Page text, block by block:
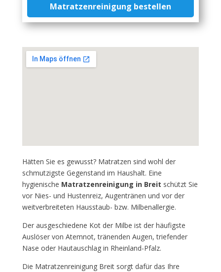
Matratzenreinigung bestellen
Hätten Sie es gewusst? Matratzen sind wohl der
schmutzigste Gegenstand im Haushalt. Eine
hygienische Matratzenreinigung in Breit schützt Sie
vor Nies- und Hustenreiz, Augentränen und vor der
weitverbreiteten Hausstaub- bzw. Milbenallergie.
Der ausgeschiedene Kot der Milbe ist der häufigste
Auslöser von Atemnot, tränenden Augen, triefender
Nase oder Hautauschlag in Rheinland-Pfalz.
Die Matratzenreinigung Breit sorgt dafür das Ihre